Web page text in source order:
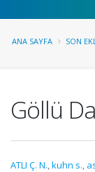
ANA SAYFA SON
Göllü
ATLI Ç. N.,kuhn s.,